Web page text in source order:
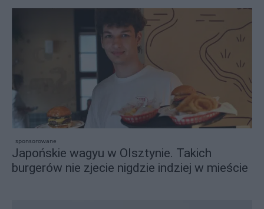
sponsorowane
Japońskie wagyu w Olsztynie. Takich
burgerów nie zjecie nigdzie indziej w mieście